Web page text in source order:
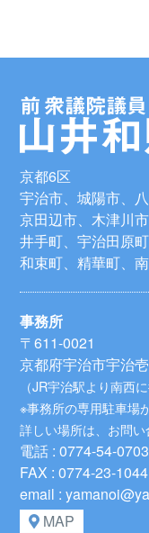
京都6区
宇治市、城陽市、八
京田辺市、木津川市
井手町、宇治田原町
和束町、精華町、
事務所
〒611-0021
京都府宇治市宇治
（JR宇治駅より南西
※事務所の専用駐車場
詳しい場所は、お問い
電話 : 0774-54-0703
FAX : 0774-23-1044
email :
MAP